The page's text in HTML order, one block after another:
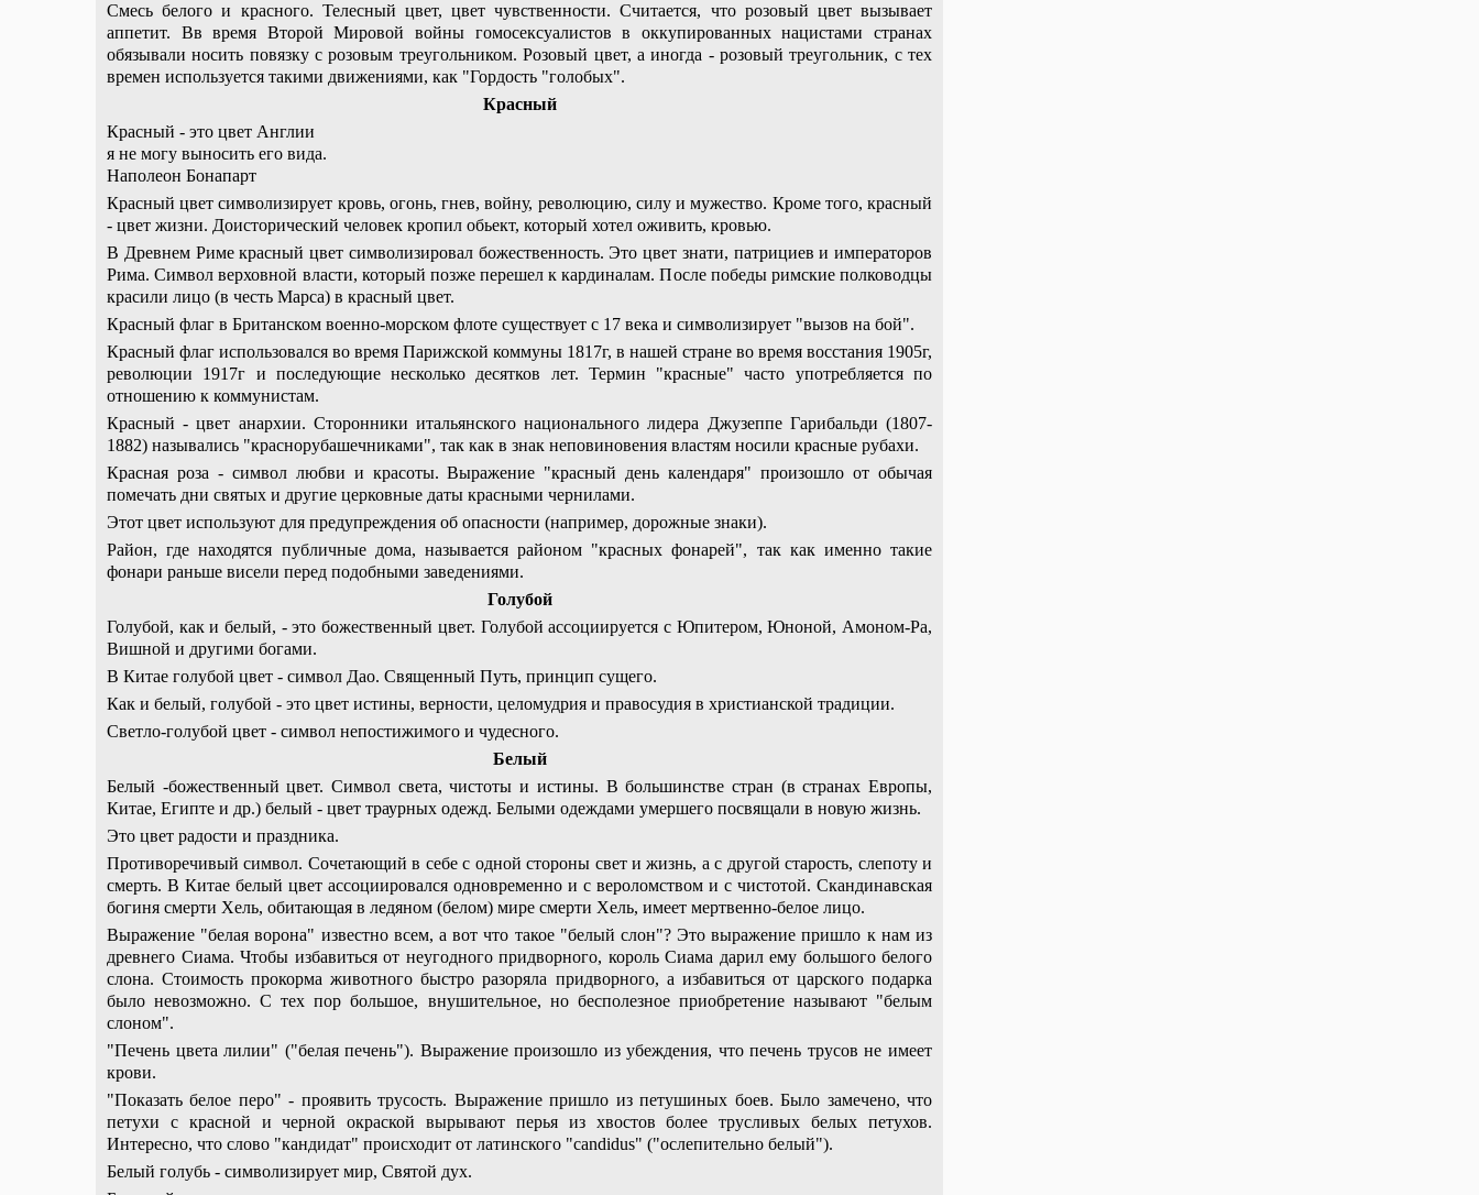
Смесь белого и красного. Телесный цвет, цвет чувственности. Считается, что розовый цвет вызывает
аппетит. Вв время Второй Мировой войны гомосексуалистов в оккупированных нацистами странах
обязывали носить повязку с розовым треугольником. Розовый цвет, а иногда - розовый треугольник, с тех
времен используется такими движениями, как "Гордость "голобых".
Красный
Красный - это цвет Англии
я не могу выносить его вида.
Наполеон Бонапарт
Красный цвет символизирует кровь, огонь, гнев, войну, революцию, силу и мужество. Кроме того, красный
- цвет жизни. Доисторический человек кропил обьект, который хотел оживить, кровью.
В Древнем Риме красный цвет символизировал божественность. Это цвет знати, патрициев и императоров
Рима. Символ верховной власти, который позже перешел к кардиналам. После победы римские полководцы
красили лицо (в честь Марса) в красный цвет.
Красный флаг в Британском военно-морском флоте существует с 17 века и символизирует "вызов на бой".
Красный флаг использовался во время Парижской коммуны 1817г, в нашей стране во время восстания 1905г,
революции 1917г и последующие несколько десятков лет. Термин "красные" часто употребляется по
отношению к коммунистам.
Красный - цвет анархии. Сторонники итальянского национального лидера Джузеппе Гарибальди (1807-
1882) назывались "краснорубашечниками", так как в знак неповиновения властям носили красные рубахи.
Красная роза - символ любви и красоты. Выражение "красный день календаря" произошло от обычая
помечать дни святых и другие церковные даты красными чернилами.
Этот цвет используют для предупреждения об опасности (например, дорожные знаки).
Район, где находятся публичные дома, называется районом "красных фонарей", так как именно такие
фонари раньше висели перед подобными заведениями.
Голубой
Голубой, как и белый, - это божественный цвет. Голубой ассоциируется с Юпитером, Юноной, Амоном-Ра,
Вишной и другими богами.
В Китае голубой цвет - символ Дао. Священный Путь, принцип сущего.
Как и белый, голубой - это цвет истины, верности, целомудрия и правосудия в христианской традиции.
Светло-голубой цвет - символ непостижимого и чудесного.
Белый
Белый -божественный цвет. Символ света, чистоты и истины. В большинстве стран (в странах Европы,
Китае, Египте и др.) белый - цвет траурных одежд. Белыми одеждами умершего посвящали в новую жизнь.
Это цвет радости и праздника.
Противоречивый символ. Сочетающий в себе с одной стороны свет и жизнь, а с другой старость, слепоту и
смерть. В Китае белый цвет ассоциировался одновременно и с вероломством и с чистотой. Скандинавская
богиня смерти Хель, обитающая в ледяном (белом) мире смерти Хель, имеет мертвенно-белое лицо.
Выражение "белая ворона" известно всем, а вот что такое "белый слон"? Это выражение пришло к нам из
древнего Сиама. Чтобы избавиться от неугодного придворного, король Сиама дарил ему большого белого
слона. Стоимость прокорма животного быстро разоряла придворного, а избавиться от царского подарка
было невозможно. С тех пор большое, внушительное, но бесполезное приобретение называют "белым
слоном".
"Печень цвета лилии" ("белая печень"). Выражение произошло из убеждения, что печень трусов не имеет
крови.
"Показать белое перо" - проявить трусость. Выражение пришло из петушиных боев. Было замечено, что
петухи с красной и черной окраской вырывают перья из хвостов более трусливых белых петухов.
Интересно, что слово "кандидат" происходит от латинского "candidus" ("ослепительно белый").
Белый голубь - символизирует мир, Святой дух.